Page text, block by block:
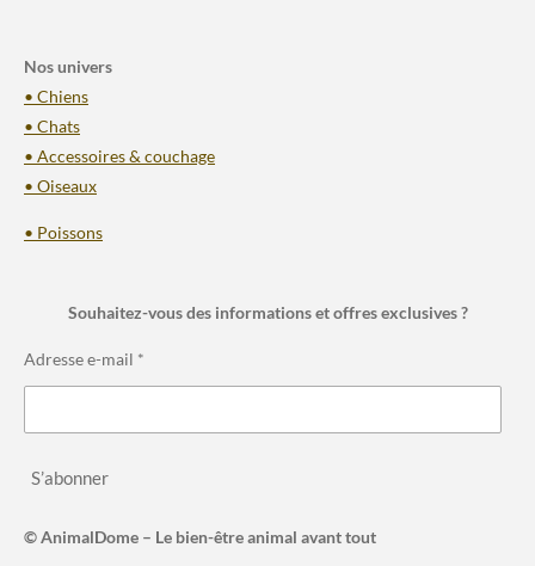
Nos univers
• Chiens
• Chats
• Accessoires & couchage
• Oiseaux
• Poissons
Souhaitez-vous des informations et offres exclusives ?
Adresse e-mail *
S’abonner
© AnimalDome – Le bien-être animal avant tout